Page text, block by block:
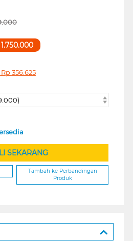
1.750.000
Rp356.625
SEKARANG
Tambah ke Perbandingan
Produk